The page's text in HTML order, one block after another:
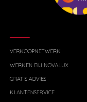
VERKOOPNETWERK
WERKEN BIJ NOVALUX
GRATIS ADVIES
KLANTENSERVICE